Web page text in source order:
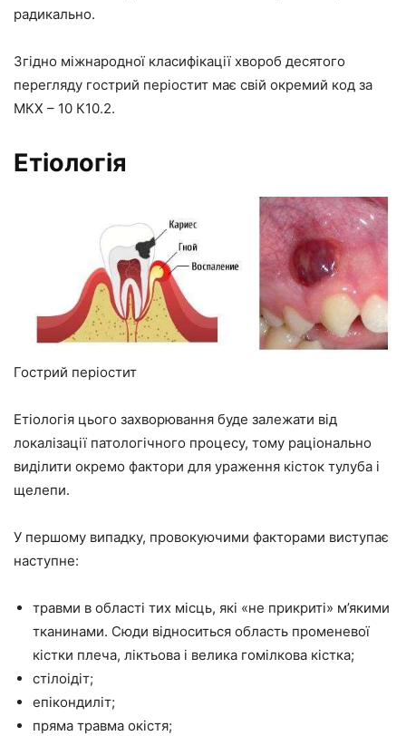
радикально.
Згідно міжнародної класифікації хвороб десятого
перегляду гострий періостит має свій окремий код за
МКХ – 10 К10.2.
Етіологія
Гострий періостит
Етіологія цього захворювання буде залежати від
локалізації патологічного процесу, тому раціонально
виділити окремо фактори для ураження кісток тулуба і
щелепи.
У першому випадку, провокуючими факторами виступає
наступне:
травми в області тих місць, які «не прикриті» м’якими
тканинами. Сюди відноситься область променевої
кістки плеча, ліктьова і велика гомілкова кістка;
стілоідіт;
епікондиліт;
пряма травма окістя;